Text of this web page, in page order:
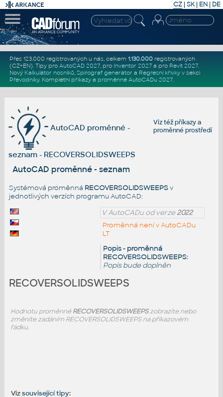
CZ | SK| EN | DE
Přes 123.000 registrovaných u nás, celkem 1.130.000registrovaných
(CZ+EN). Tipy pro AutoCAD 2027, pro Inventor 2027a pro Revit 2027.
Nový Kalkulátor nosníků, Spirograf generátor a Regresní křivkyv sekci
Převodníky. Kompletní příkazya proměnné AutoCADu 2027.
Viz téžpříkazya
proměnné prostředí
AutoCAD proměnné -
seznam - RECOVERSOLIDSWEEPS
AutoCAD proměnné - seznam
Systémová proměnná RECOVERSOLIDSWEEPSv
jednotlivých verzích programu AutoCAD:
V AutoCADu od verze2022
Proměnná není v AutoCADu
LT
Popis - proměnná
RECOVERSOLIDSWEEPS:
Popis bude doplněn
RECOVERSOLIDSWEEPS
Hodnotu proměnnéRECOVERSOLIDSWEEPSzobrazíte nebo
změníte zadáním RECOVERSOLIDSWEEPS na příkazovém
řádku.
Vizsouvisející tipy: